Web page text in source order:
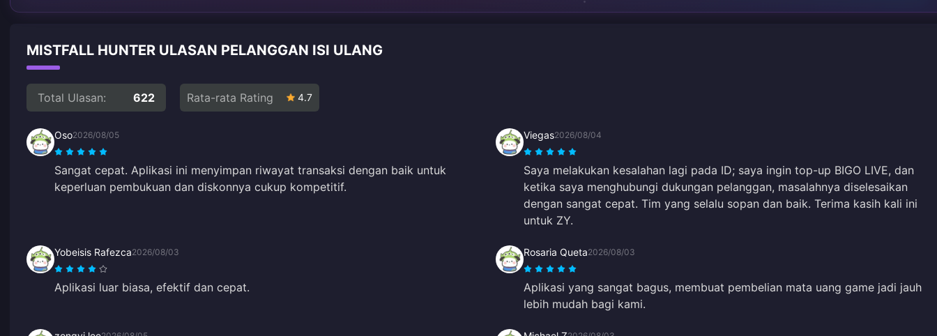
MISTFALL HUNTER ULASAN PELANGGAN ISI ULANG
Total Ulasan: 622 Rata-rata Rating 4.7
Oso2026/08/05
Sangat cepat. Aplikasi ini menyimpan riwayat transaksi dengan baik untuk
keperluan pembukuan dan diskonnya cukup kompetitif.
Viegas2026/08/04
Saya melakukan kesalahan lagi pada ID; saya ingin top-up BIGO LIVE, dan
ketika saya menghubungi dukungan pelanggan, masalahnya diselesaikan
dengan sangat cepat. Tim yang selalu sopan dan baik. Terima kasih kali ini
untuk ZY.
Yobeisis Rafezca2026/08/03
Aplikasi luar biasa, efektif dan cepat.
Rosaria Queta2026/08/03
Aplikasi yang sangat bagus, membuat pembelian mata uang game jadi jauh
lebih mudah bagi kami.